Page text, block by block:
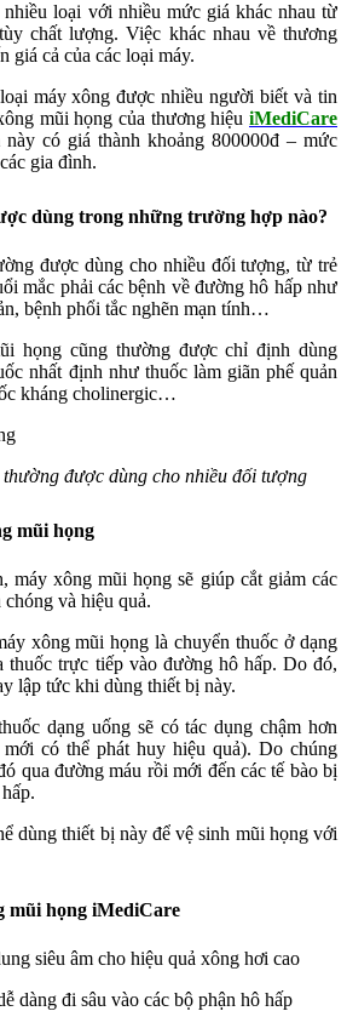
loại với nhiều mức giá khác nhau từ
chất lượng. Việc khác nhau về thương
giá cả của các loại máy.
máy xông được nhiều người biết và tin
mũi họng của thương hiệu iMediCare
này có giá thành khoảng 800000đ – mức
gia đình.
dùng trong những trường hợp nào?
được dùng cho nhiều đối tượng, từ trẻ
mắc phải các bệnh về đường hô hấp như
bệnh phổi tắc nghẽn mạn tính…
họng cũng thường được chỉ định dùng
nhất định như thuốc làm giãn phế quản
kháng cholinergic…
được dùng cho nhiều đối tượng
mũi họng
máy xông mũi họng sẽ giúp cắt giảm các
và hiệu quả.
xông mũi họng là chuyển thuốc ở dạng
thuốc trực tiếp vào đường hô hấp. Do đó,
lập tức khi dùng thiết bị này.
dạng uống sẽ có tác dụng chậm hơn
có thể phát huy hiệu quả). Do chúng
qua đường máu rồi mới đến các tế bào bị
dùng thiết bị này để vệ sinh mũi họng với
mũi họng iMediCare
siêu âm cho hiệu quả xông hơi cao
dàng đi sâu vào các bộ phận hô hấp